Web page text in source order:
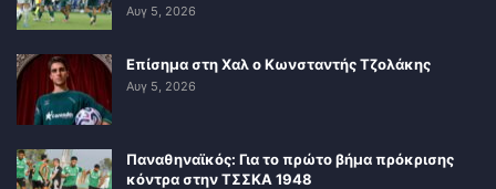
Αυγ 5, 2026
Επίσημα στη Χαλ ο Κωνσταντής Τζολάκης
Αυγ 5, 2026
Παναθηναϊκός: Για το πρώτο βήμα πρόκρισης
κόντρα στην ΤΣΣΚΑ 1948